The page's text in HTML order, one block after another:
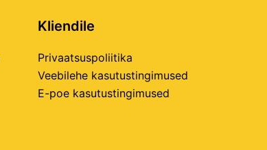
Kliendile
Privaatsuspoliitika
Veebilehe kasutustingimused
E-poe kasutustingimused